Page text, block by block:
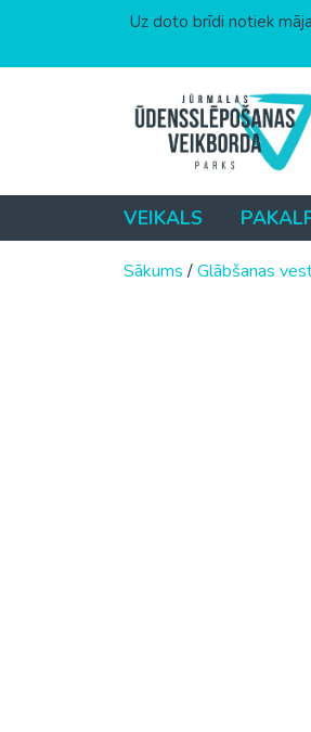
Uz doto brīdi notiek
VEIKALS
Sākums/Glābšanas